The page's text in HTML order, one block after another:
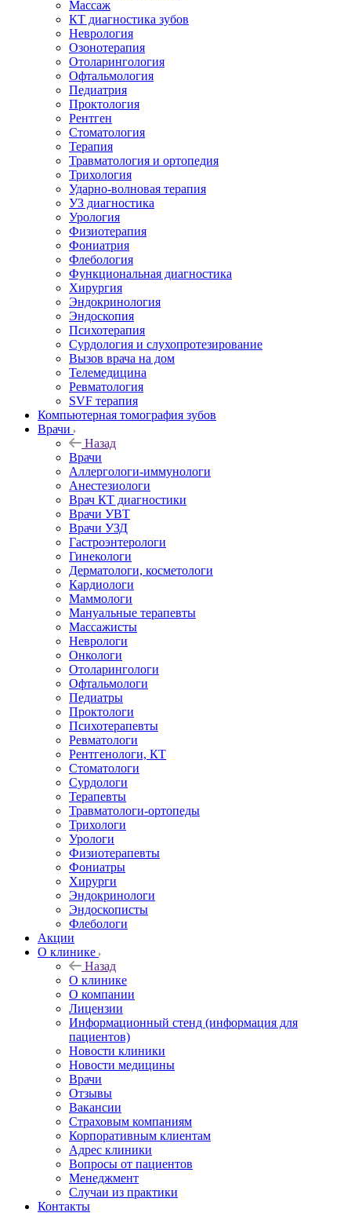
Массаж
КТ диагностика зубов
Неврология
Озонотерапия
Отоларингология
Офтальмология
Педиатрия
Проктология
Рентген
Стоматология
Терапия
Травматология и ортопедия
Трихология
Ударно-волновая терапия
УЗ диагностика
Урология
Физиотерапия
Фониатрия
Флебология
Функциональная диагностика
Хирургия
Эндокринология
Эндоскопия
Психотерапия
Сурдология и слухопротезирование
Вызов врача на дом
Телемедицина
Ревматология
SVF терапия
Компьютерная томография зубов
Врачи
Назад
Врачи
Аллергологи-иммунологи
Анестезиологи
Врач КТ диагностики
Врачи УВТ
Врачи УЗД
Гастроэнтерологи
Гинекологи
Дерматологи, косметологи
Кардиологи
Маммологи
Мануальные терапевты
Массажисты
Неврологи
Онкологи
Отоларингологи
Офтальмологи
Педиатры
Проктологи
Психотерапевты
Ревматологи
Рентгенологи, КТ
Стоматологи
Сурдологи
Терапевты
Травматологи-ортопеды
Трихологи
Урологи
Физиотерапевты
Фониатры
Хирурги
Эндокринологи
Эндоскописты
Флебологи
Акции
О клинике
Назад
О клинике
О компании
Лицензии
Информационный стенд (информация для
пациентов)
Новости клиники
Новости медицины
Врачи
Отзывы
Вакансии
Страховым компаниям
Корпоративным клиентам
Адрес клиники
Вопросы от пациентов
Менеджмент
Случаи из практики
Контакты